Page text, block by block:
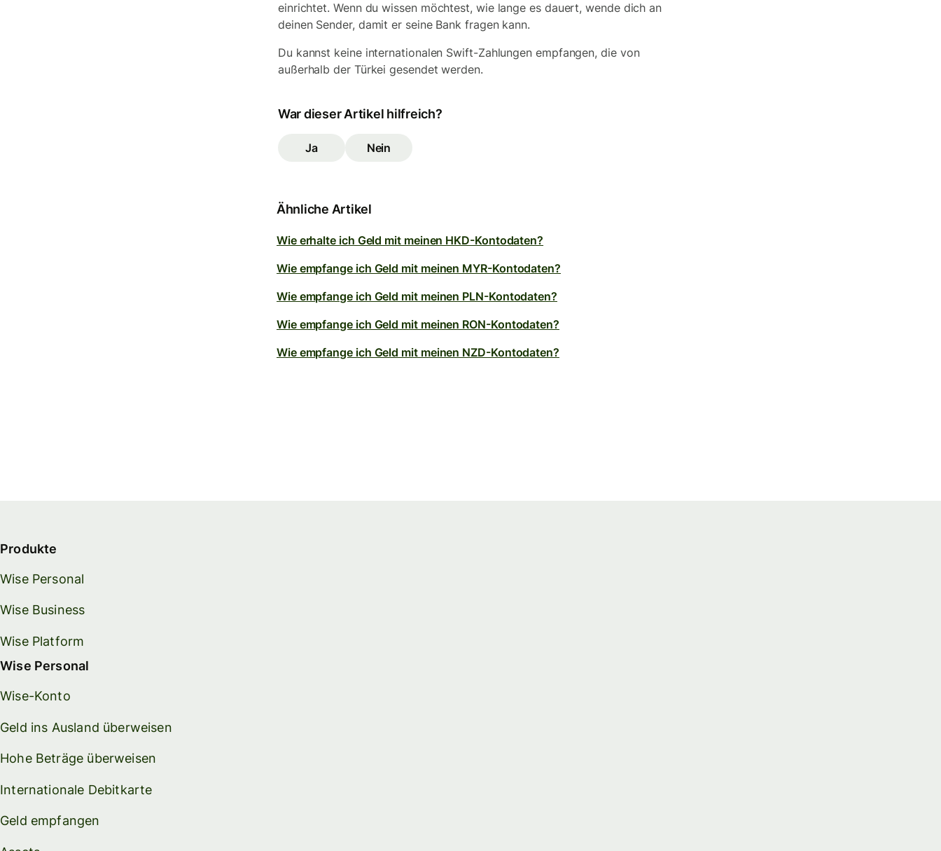
einrichtet. Wenn du wissen möchtest, wie lange es dauert, wende dich an
deinen Sender, damit er seine Bank fragen kann.
Du kannst keine internationalen Swift-Zahlungen empfangen, die von
außerhalb der Türkei gesendet werden.
War dieser Artikel hilfreich?
Ja Nein
Ähnliche Artikel
Wie erhalte ich Geld mit meinen HKD-Kontodaten?
Wie empfange ich Geld mit meinen MYR-Kontodaten?
Wie empfange ich Geld mit meinen PLN-Kontodaten?
Wie empfange ich Geld mit meinen RON-Kontodaten?
Wie empfange ich Geld mit meinen NZD-Kontodaten?
Produkte
Wise Personal
Wise Business
Wise Platform
Wise Personal
Wise-Konto
Geld ins Ausland überweisen
Hohe Beträge überweisen
Internationale Debitkarte
Geld empfangen